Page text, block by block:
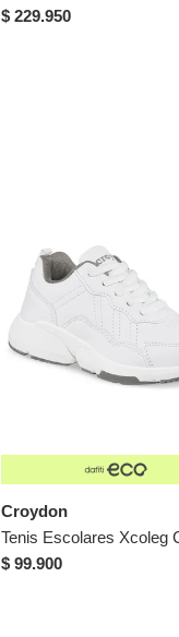
$ 229.950
Croydon
$ 99.900